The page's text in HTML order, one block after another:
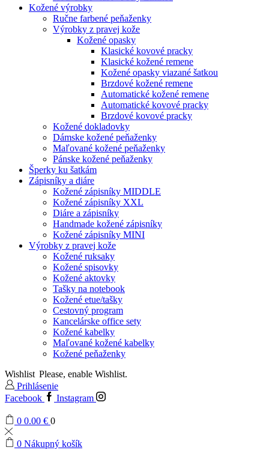
Kožené výrobky
Ručne farbené peňaženky
Výrobky z pravej kože
Kožené opasky
Klasické kovové pracky
Klasické kožené remene
Kožené opasky viazané šatkou
Brzdové kožené remene
Automatické kožené remene
Automatické kovové pracky
Brzdové kovové pracky
Kožené dokladovky
Dámske kožené peňaženky
Maľované kožené peňaženky
Pánske kožené peňaženky
Šperky ku šatkám
Zápisníky a diáre
Kožené zápisníky MIDDLE
Kožené zápisníky XXL
Diáre a zápisníky
Handmade kožené zápisníky
Kožené zápisníky MINI
Výrobky z pravej kože
Kožené ruksaky
Kožené spisovky
Kožené aktovky
Tašky na notebook
Kožené etue/tašky
Cestovný program
Kancelárske office sety
Kožené kabelky
Maľované kožené kabelky
Kožené peňaženky
Wishlist Please, enable Wishlist.
Prihlásenie
Facebook
Instagram
0 0.00 € 0
0 Nákupný košík